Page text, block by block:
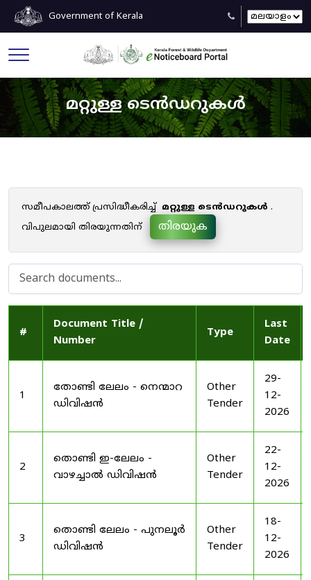
Government of Kerala
മറ്റുള്ള ടെൻഡറുകൾ
സമീപകാലത്ത് പ്രസിദ്ധീകരിച്ച് മറ്റുള്ള ടെൻഡറുകൾ .
വിപുലമായി തിരയുന്നതിന്
തിരയുക
#
Document Title /
Number
Type
Last
Date
1
തോണ്ടി ലേലം - നെന്മാറ
ഡിവിഷൻ
Other
Tender
29-
12-
2026
2
തൊണ്ടി ഇ-ലേലം -
വാഴച്ചാൽ ഡിവിഷൻ
Other
Tender
22-
12-
2026
3
തൊണ്ടി ലേലം - പുനലൂർ
ഡിവിഷൻ
Other
Tender
18-
12-
2026